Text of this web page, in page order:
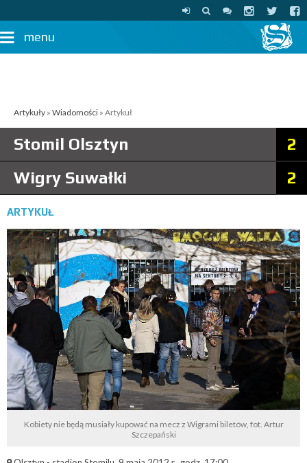
menu
Artykuły » Wiadomości » Artykuł
Stomil Olsztyn
2
Wigry Suwałki
2
ARTYKUŁ
Kobiety nie będą musiały kupować na mecz z Wigrami biletów, fot. Artur
Szczepański